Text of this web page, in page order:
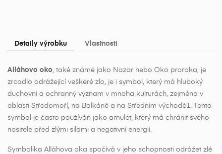
Detaily výrobku Vlastnosti
Alláhovo oko, také známé jako Nazar nebo Oko proroka, je
zrcadlo odrážející veškeré zlo, je i symbol, který má hluboký
duchovní a ochranný význam v mnoha kulturách, zejména v
oblasti Středomoří, na Balkáně a na Středním východě1. Tento
symbol je často používán jako amulet, který má chránit svého
nositele před zlými silami a negativní energií.
Symbolika Alláhova oka spočívá v jeho schopnosti odrážet zlé